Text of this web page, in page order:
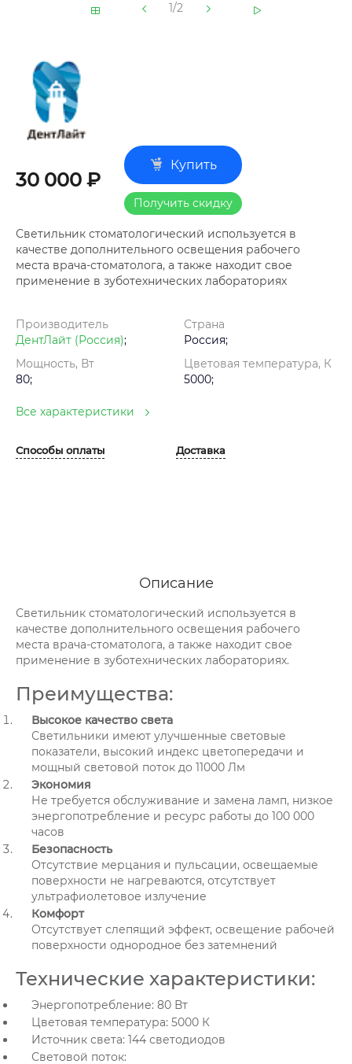
1/2
30 000 ₽
Купить
Получить скидку
Светильник стоматологический используется в
качестве дополнительного освещения рабочего
места врача-стоматолога, а также находит свое
применение в зуботехнических лабораториях
Производитель
ДентЛайт (Россия);
Страна
Россия;
Мощность, Вт
80;
Цветовая температура, К
5000;
Все характеристики
Способы оплаты Доставка
Описание
Светильник стоматологический используется в
качестве дополнительного освещения рабочего
места врача-стоматолога, а также находит свое
применение в зуботехнических лабораториях.
Преимущества:
Высокое качество света
Светильники имеют улучшенные световые
показатели, высокий индекс цветопередачи и
мощный световой поток до 11000 Лм
Экономия
Не требуется обслуживание и замена ламп, низкое
энергопотребление и ресурс работы до 100 000
часов
Безопасность
Отсутствие мерцания и пульсации, освещаемые
поверхности не нагреваются, отсутствует
ультрафиолетовое излучение
Комфорт
Отсутствует слепящий эффект, освещение рабочей
поверхности однородное без затемнений
Технические характеристики:
Энергопотребление: 80 Вт
Цветовая температура: 5000 К
Источник света: 144 светодиодов
Световой поток: